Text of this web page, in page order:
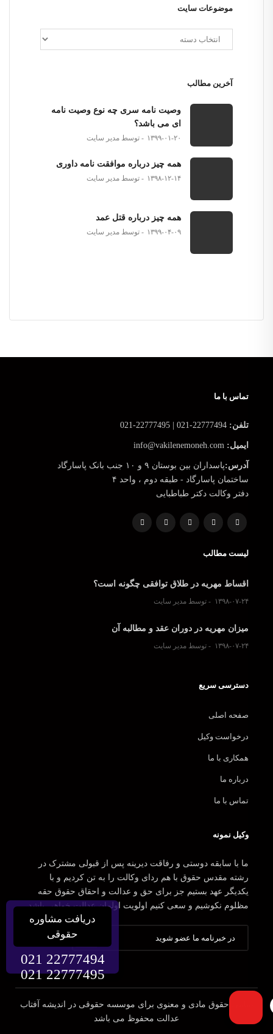
موضوعات سایت
آخرین مطالب
وصیت نامه سری چه نوع وصیت نامه
ای می باشد؟
۱۳۹۹-۰۱-۲۰ توسط مدیر سایت
همه چیز درباره موافقت نامه داوری
۱۳۹۸-۱۲-۱۴ توسط مدیر سایت
همه چیز درباره قتل عمد
۱۳۹۹-۰۴-۰۹ توسط مدیر سایت
تماس با ما
تلفن:
ایمیل:
آدرس:پاسداران بین بوستان ۹ و ۱۰ جنب بانک پاسارگاد
ساختمان پاسارگاد - طبقه دوم ، واحد ۴
دفتر وکالت دکتر طباطبایی
لیست مطالب
اقساط مهریه در طلاق توافقی چگونه است؟
۱۳۹۸-۰۷-۲۴ توسط مدیر سایت
میزان مهریه در دوران عقد و مطالبه آن
۱۳۹۸-۰۷-۲۴ توسط مدیر سایت
دسترسی سریع
صفحه اصلی
درخواست وکیل
همکاری با ما
درباره ما
تماس با ما
وکیل نمونه
ما با سابقه دوستی و رفاقت دیرینه پس از قبولی مشترک در
رشته مقدس حقوق با هم ردای وکالت را به تن کردیم و با
یکدیگر عهد بستیم جز برای حق و عدالت و احقاق حقوق حقه
مظلوم نکوشیم و سعی کنیم اولویت اولمان عدالت خواهی باشد.
تمامی حقوق مادی و معنوی برای موسسه حقوقی در اندیشه آفتاب
عدالت محفوظ می باشد
دریافت مشاوره
حقوقی
021 22777494
021 22777495